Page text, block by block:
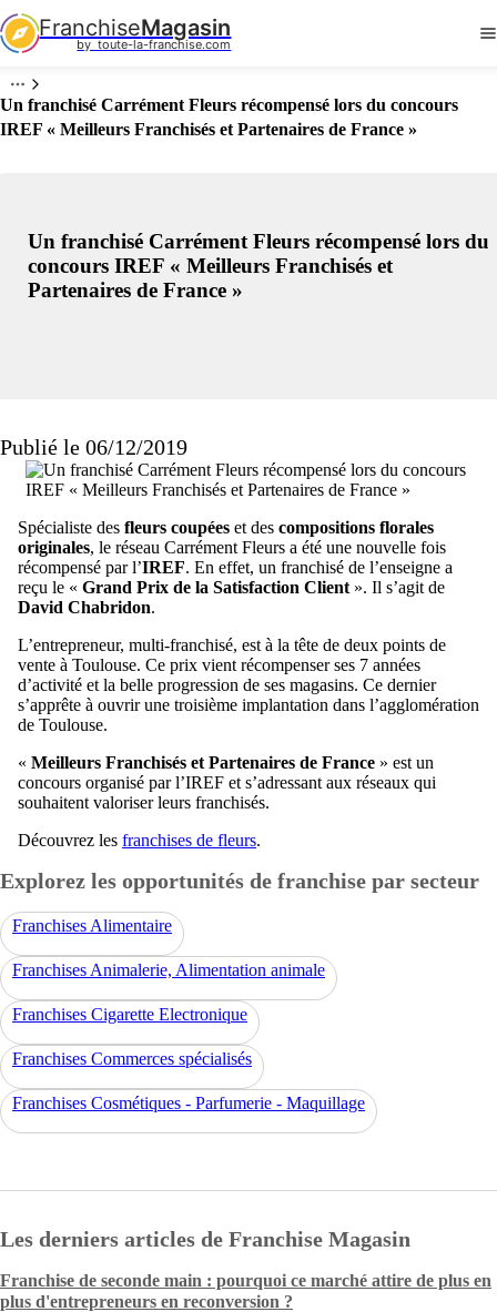
FranchiseMagasin
by  toute-la-franchise.com
Un franchisé Carrément Fleurs récompensé lors du concours
IREF « Meilleurs Franchisés et Partenaires de France »
Un franchisé Carrément Fleurs récompensé lors du
concours IREF « Meilleurs Franchisés et
Partenaires de France »
Publié le 06/12/2019
Spécialiste des fleurs coupées et des compositions florales
originales, le réseau Carrément Fleurs a été une nouvelle fois
récompensé par l’IREF. En effet, un franchisé de l’enseigne a
reçu le « Grand Prix de la Satisfaction Client ». Il s’agit de
David Chabridon.
L’entrepreneur, multi-franchisé, est à la tête de deux points de
vente à Toulouse. Ce prix vient récompenser ses 7 années
d’activité et la belle progression de ses magasins. Ce dernier
s’apprête à ouvrir une troisième implantation dans l’agglomération
de Toulouse.
« Meilleurs Franchisés et Partenaires de France » est un
concours organisé par l’IREF et s’adressant aux réseaux qui
souhaitent valoriser leurs franchisés.
Découvrez les franchises de fleurs.
Explorez les opportunités de franchise par secteur
Franchises Alimentaire
Franchises Animalerie, Alimentation animale
Franchises Cigarette Electronique
Franchises Commerces spécialisés
Franchises Cosmétiques - Parfumerie - Maquillage
Les derniers articles de Franchise Magasin
Franchise de seconde main : pourquoi ce marché attire de plus en
plus d'entrepreneurs en reconversion ?